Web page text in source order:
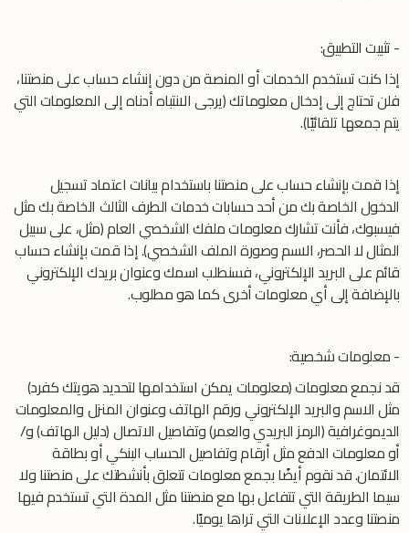
- تثبيت التطبيق:
إذا كنت تستخدم الخدمات أو المنصة من دون إنشاء حساب على منصتنا،
فلن تحتاج إلى إدخال معلوماتك (يرجى الانتباه أدناه إلى المعلومات التي
يتم جمعها تلقائيًا).
إذا قمت بإنشاء حساب على منصتنا باستخدام بيانات اعتماد تسجيل
الدخول الخاصة بك من أحد حسابات خدمات الطرف الثالث الخاصة بك مثل
فيسبوك، فأنت تشارك معلومات ملفك الشخصي العام (مثل، على سبيل
المثال لا الحصر، الاسم وصورة الملف الشخصي). إذا قمت بإنشاء حساب
قائم على البريد الإلكتروني، فسنطلب اسمك وعنوان بريدك الإلكتروني
بالإضافة إلى أي معلومات أخرى كما هو مطلوب.
- معلومات شخصية:
قد نجمع معلومات (معلومات يمكن استخدامها لتحديد هويتك كفرد)
مثل الاسم والبريد الإلكتروني ورقم الهاتف وعنوان المنزل والمعلومات
الديموغرافية (الرمز البريدي والعمر) وتفاصيل الاتصال (دليل الهاتف) و/
أو معلومات الدفع مثل أرقام وتفاصيل الحساب البنكي أو بطاقة
الائتمان. قد نقوم أيضًا بجمع معلومات تتعلق بأنشطتك على منصتنا ولا
سيما الطريقة التي تتفاعل بها مع منصتنا مثل المدة التي تستخدم فيها
منصتنا وعدد الإعلانات التي تراها يوميًا.